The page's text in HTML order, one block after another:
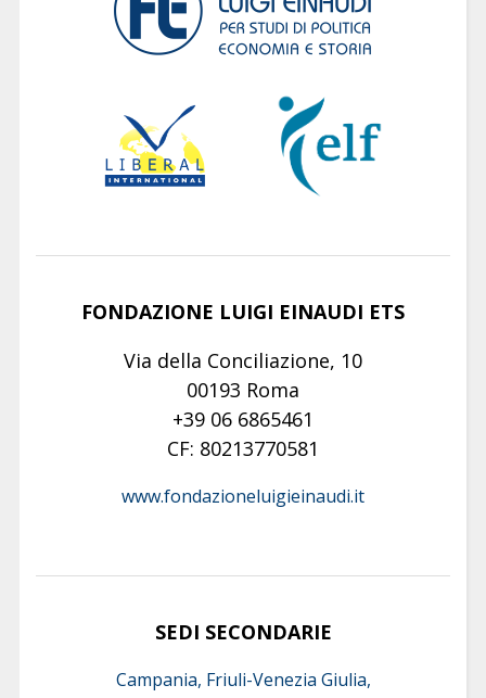
FONDAZIONE LUIGI EINAUDI ETS
Via della Conciliazione, 10
00193 Roma
+39 06 6865461
CF: 80213770581
www.fondazioneluigieinaudi.it
SEDI SECONDARIE
Campania, Friuli-Venezia Giulia,